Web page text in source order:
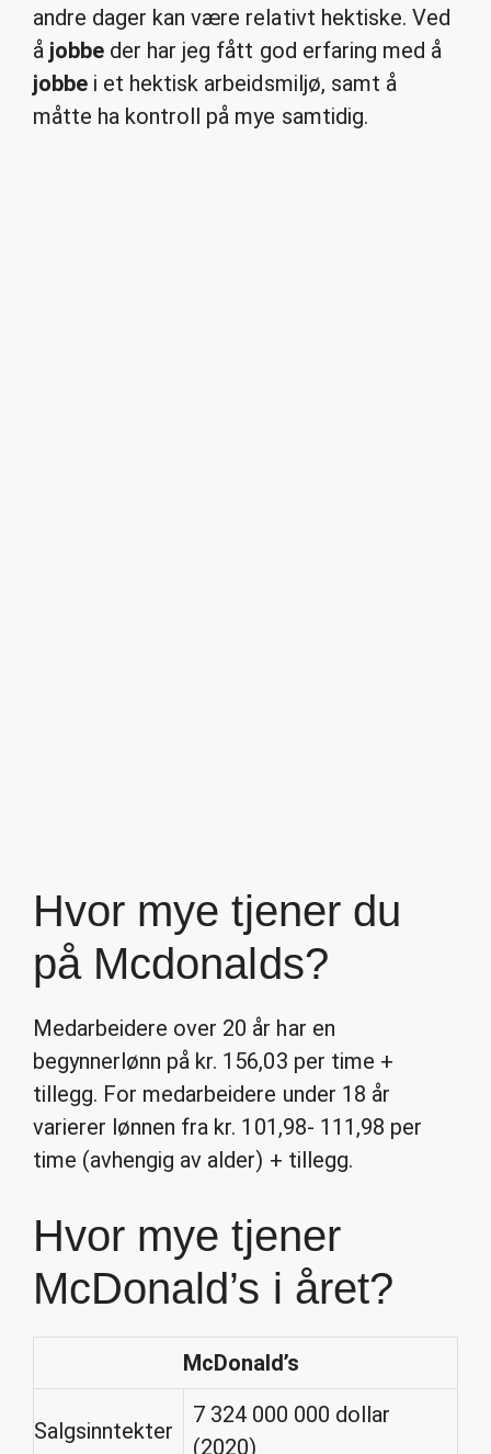
andre dager kan være relativt hektiske. Ved
å jobbe der har jeg fått god erfaring med å
jobbe i et hektisk arbeidsmiljø, samt å
måtte ha kontroll på mye samtidig.
Hvor mye tjener du
på Mcdonalds?
Medarbeidere over 20 år har en
begynnerlønn på kr. 156,03 per time +
tillegg. For medarbeidere under 18 år
varierer lønnen fra kr. 101,98- 111,98 per
time (avhengig av alder) + tillegg.
Hvor mye tjener
McDonald’s i året?
McDonald’s
Salgsinntekter
7 324 000 000 dollar
(2020)